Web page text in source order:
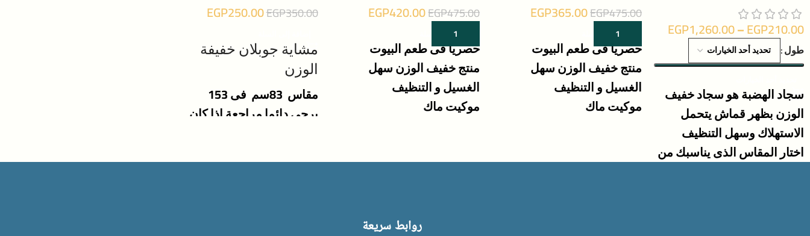
EGP210.00
–
EGP1,260.00
طول
سجاد الهضبة هو سجاد خفيف
الوزن بظهر قماش يتحمل
الاستهلاك وسهل التنظيف
اختار المقاس الذى يناسبك من
EGP475.00
EGP365.00
إضافة إلى السلة
حصريا فى طعم البيوت
منتج خفيف الوزن سهل
الغسيل و التنظيف
موكيت ماك
EGP475.00
EGP420.00
إضافة إلى السلة
حصريا فى طعم البيوت
منتج خفيف الوزن سهل
الغسيل و التنظيف
موكيت ماك
EGP350.00
EGP250.00
مشاية جوبلان خفيفة
الوزن
مقاس 83سم فى 153
يرجى دائما مراجعة اذا كان
روابط سريعة